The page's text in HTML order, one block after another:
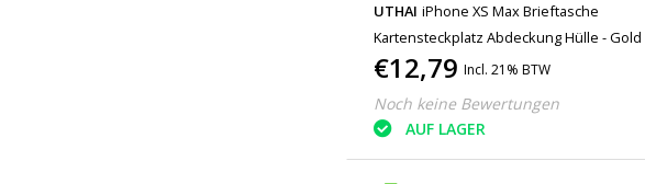
UTHAI iPhone XS Max Brieftasche
Kartensteckplatz Abdeckung Hülle - Gold
€12,79 Incl. 21% BTW
Noch keine Bewertungen
AUF LAGER